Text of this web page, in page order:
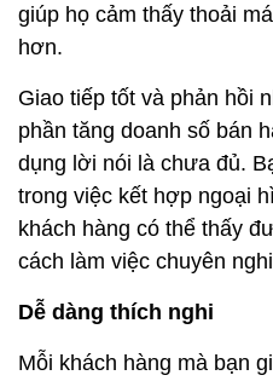
giúp họ cảm thấy thoải
hơn.
Giao tiếp tốt và phản hồi
phần tăng doanh số bán
dụng lời nói là chưa đủ.
trong việc kết hợp ngoại
khách hàng có thể thấy
cách làm việc chuyên
Dễ dàng thích nghi
Mỗi khách hàng mà bạn